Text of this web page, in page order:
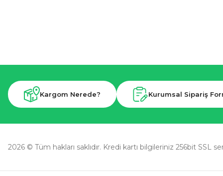
Kargom Nerede? Kurumsal Sipariş
2026 © Tüm hakları saklıdır. Kredi kartı bilgileriniz 256bit SSL